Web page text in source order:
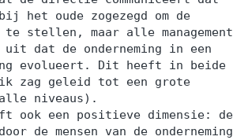
oude zogezegd om de
te stellen, maar alle management
dat de onderneming in een
evolueert. Dit heeft in beide
zag geleid tot een grote
niveaus).
ook een positieve dimensie: de
de mensen van de onderneming